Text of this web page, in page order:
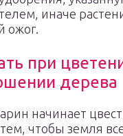
иначе
ожог.
при
дерева
начинает
чтобы земля